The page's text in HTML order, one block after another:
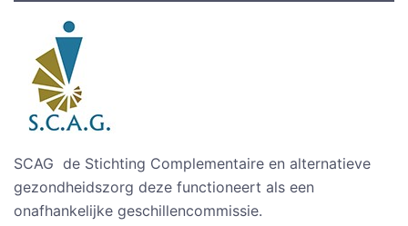
SCAG de Stichting Complementaire en alternatieve
gezondheidszorg deze functioneert als een
onafhankelijke geschillencommissie.